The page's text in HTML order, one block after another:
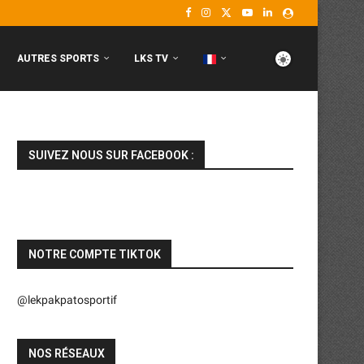
AUTRES SPORTS LKS TV
SUIVEZ NOUS SUR FACEBOOK :
NOTRE COMPTE TIKTOK
@lekpakpatosportif
NOS RÉSEAUX